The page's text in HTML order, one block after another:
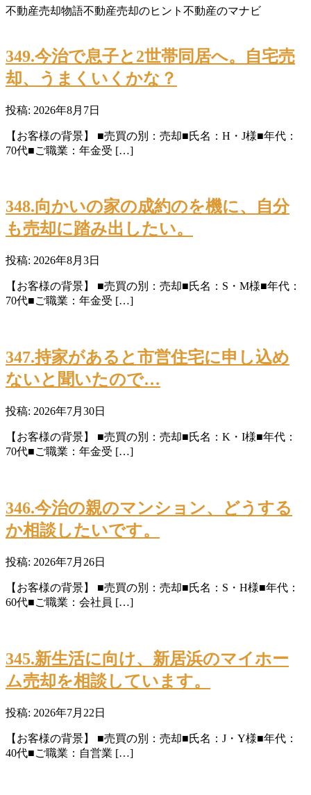
不動産売却物語不動産売却のヒント 不動産のマナビ
349.今治で息子と2世帯同居へ。自宅売
却、うまくいくかな？
投稿: 2026年8月7日
【お客様の背景】 ■売買の別：売却■氏名：H・J様■年代：
70代■ご職業：年金受 […]
348.向かいの家の成約のを機に、自分
も売却に踏み出したい。
投稿: 2026年8月3日
【お客様の背景】 ■売買の別：売却■氏名：S・M様■年代：
70代■ご職業：年金受 […]
347.持家があると市営住宅に申し込め
ないと聞いたので…
投稿: 2026年7月30日
【お客様の背景】 ■売買の別：売却■氏名：K・I様■年代：
70代■ご職業：年金受 […]
346.今治の親のマンション、どうする
か相談したいです。
投稿: 2026年7月26日
【お客様の背景】 ■売買の別：売却■氏名：S・H様■年代：
60代■ご職業：会社員 […]
345.新生活に向け、新居浜のマイホー
ム売却を相談しています。
投稿: 2026年7月22日
【お客様の背景】 ■売買の別：売却■氏名：J・Y様■年代：
40代■ご職業：自営業 […]